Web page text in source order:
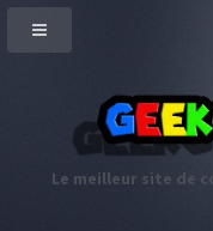
Le meilleur site de